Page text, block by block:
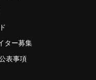
ター募集
表事項